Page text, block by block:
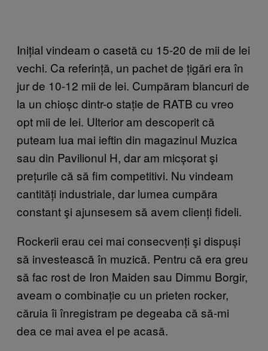
Inițial vindeam o casetă cu 15-20 de mii de lei
vechi. Ca referință, un pachet de țigări era în
jur de 10-12 mii de lei. Cumpăram blancuri de
la un chioșc dintr-o stație de RATB cu vreo
opt mii de lei. Ulterior am descoperit că
puteam lua mai ieftin din magazinul Muzica
sau din Pavilionul H, dar am micșorat şi
prețurile că să fim competitivi. Nu vindeam
cantități industriale, dar lumea cumpăra
constant şi ajunsesem să avem clienți fideli.
Rockerii erau cei mai consecvenți şi dispuși
să investească în muzică. Pentru că era greu
să fac rost de Iron Maiden sau Dimmu Borgir,
aveam o combinație cu un prieten rocker,
căruia îi înregistram pe degeaba că să-mi
dea ce mai avea el pe acasă.